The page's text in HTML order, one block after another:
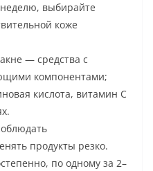
выбирайте
коже
— средства с
компонентами;
кислота, витамин C
продукты резко.
по одному за 2–